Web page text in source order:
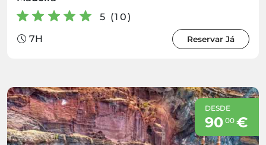
5 (10)
7H
Reservar Já
DESDE
90 00€